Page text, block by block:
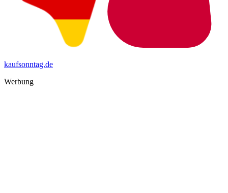
kaufsonntag.de
Werbung